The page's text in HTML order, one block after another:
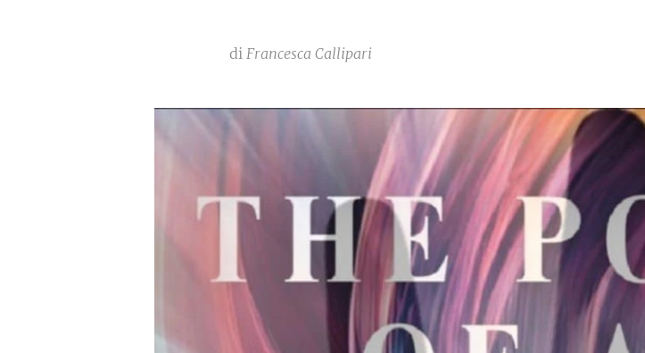
di Francesca Callipari